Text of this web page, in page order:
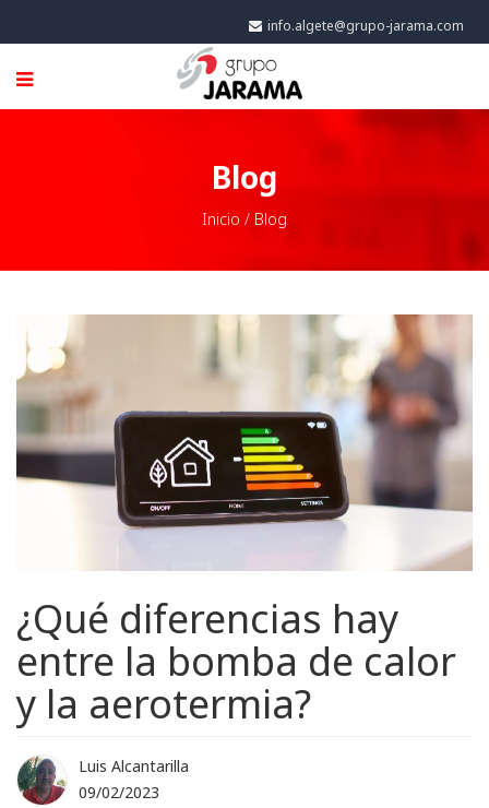
info.algete@grupo-jarama.com
Blog
Inicio / Blog
¿Qué diferencias hay
entre la bomba de calor
y la aerotermia?
Luis Alcantarilla
09/02/2023